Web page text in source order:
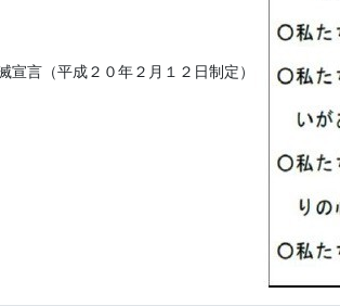
宣言（平成２０年２月１２日制定）